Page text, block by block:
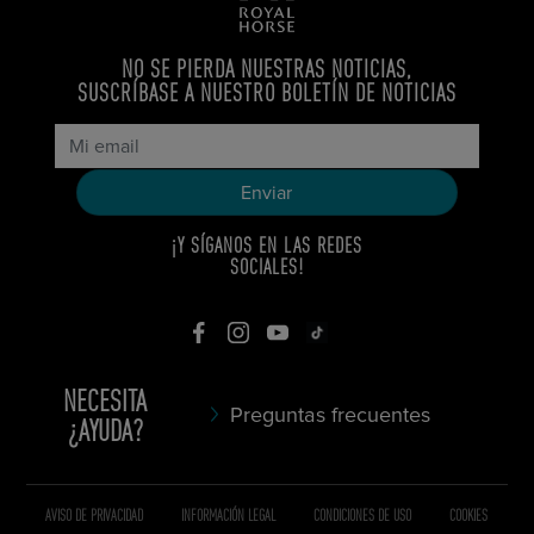
NO SE PIERDA NUESTRAS NOTICIAS,
SUSCRÍBASE A NUESTRO BOLETÍN DE NOTICIAS
¡Y SÍGANOS EN LAS REDES
SOCIALES!
NECESITA
¿AYUDA?
Preguntas frecuentes
AVISO DE PRIVACIDAD INFORMACIÓN LEGAL CONDICIONES DE USO COOKIES